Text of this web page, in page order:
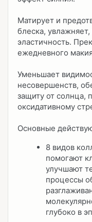
Матирует и
блеска,
эластичность.
ежедневного
Уменьшает
несовершенств,
защиту от солнца,
оксидативному
Основные
8 видов
помогают
улучшают
процессы
глубоко в